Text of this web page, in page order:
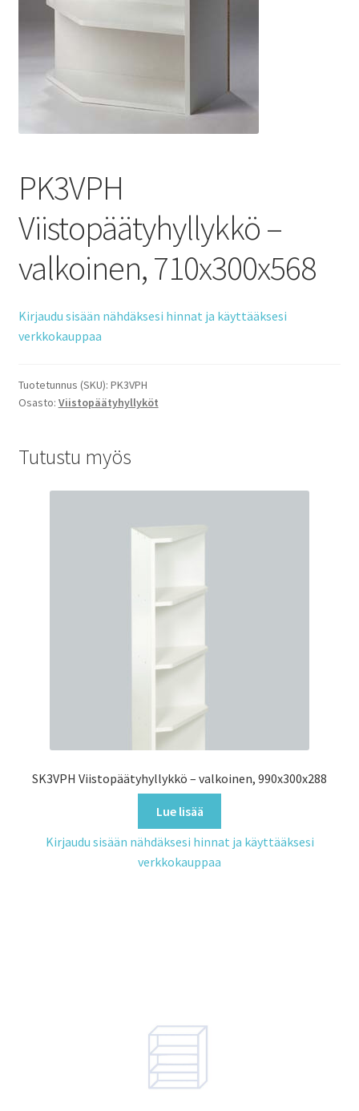
PK3VPH
Viistopäätyhyllykkö –
valkoinen, 710x300x568
Kirjaudu sisään nähdäksesi hinnat ja käyttääksesi
verkkokauppaa
Tuotetunnus (SKU): PK3VPH
Osasto: Viistopäätyhyllyköt
Tutustu myös
SK3VPH Viistopäätyhyllykkö – valkoinen, 990x300x288
Lue lisää
Kirjaudu sisään nähdäksesi hinnat ja käyttääksesi
verkkokauppaa